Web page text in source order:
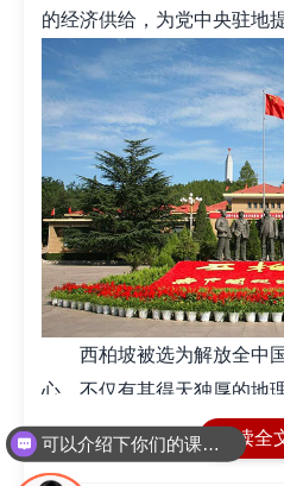
的经济供给，为党中央驻地
西柏坡被选为解放全中国
心，不仅有其得天独厚的地
有多年来建立起来的革命基
命发动较早，大革命时期就
阅读全
可以介绍下你们的课程吗？